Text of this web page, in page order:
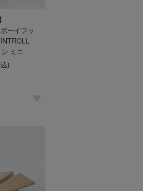
ーイフッ
ミニ
)